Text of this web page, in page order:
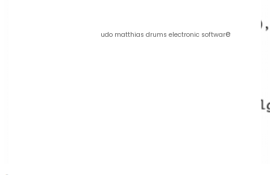
udo matthias drums electronic software